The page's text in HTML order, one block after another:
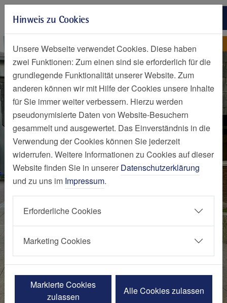
Zur Hauptnavigation springen
Zum Seiteninhalt springen
Zum Seitenende springen
Nachrichten Detailseite
Nachricht
Hinweis zu Cookies
Unsere Webseite verwendet Cookies. Diese haben
zwei Funktionen: Zum einen sind sie erforderlich für die
grundlegende Funktionalität unserer Website. Zum
anderen können wir mit Hilfe der Cookies unsere Inhalte
für Sie immer weiter verbessern. Hierzu werden
pseudonymisierte Daten von Website-Besuchern
gesammelt und ausgewertet. Das Einverständnis in die
Verwendung der Cookies können Sie jederzeit
widerrufen. Weitere Informationen zu Cookies auf dieser
Website finden Sie in unserer Datenschutzerklärung
und zu uns im Impressum.
Erforderliche Cookies
Marketing Cookies
Markierte Cookies
zulassen
Alle Cookies zulassen